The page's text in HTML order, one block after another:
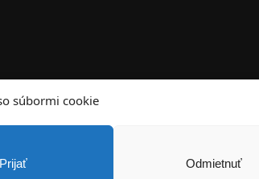
súbormi cookie
Prijať Odmietnuť